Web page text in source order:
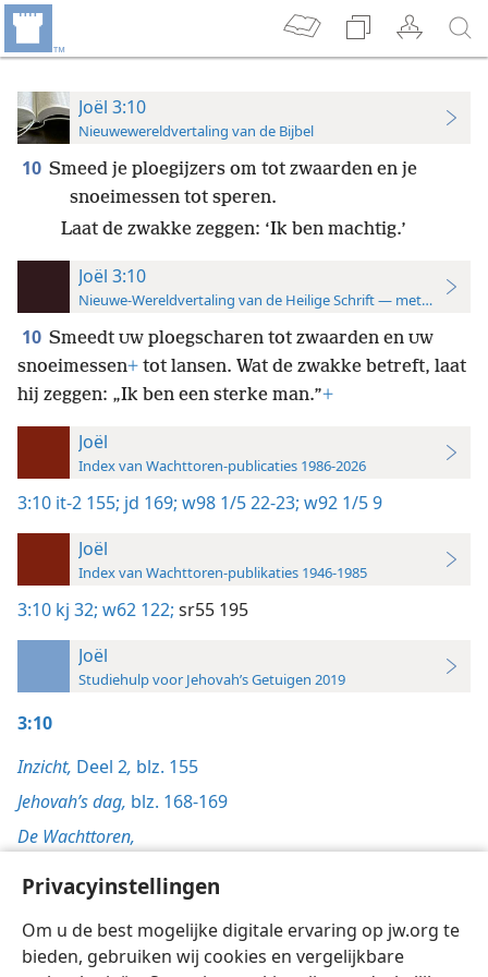
Privacyinstellingen
Om u de best mogelijke digitale ervaring op jw.org te
bieden, gebruiken wij cookies en vergelijkbare
Joël 3:10
Nieuwewereldvertaling van de Bijbel
10 Smeed je ploegijzers om tot zwaarden en je
snoeimessen tot speren.
Laat de zwakke zeggen: ‘Ik ben machtig.’
Joël 3:10
Nieuwe-Wereldvertaling van de Heilige Schrift — met
10 Smeedt UW ploegscharen tot zwaarden en UW
snoeimessen+ tot lansen. Wat de zwakke betreft, laat
hij zeggen: „Ik ben een sterke man.”+
Joël
Index van Wachttoren-publicaties 1986-2026
3:10 it-2 155; jd 169; w98 1/5 22-23; w92 1/5 9
Joël
Index van Wachttoren-publikaties 1946-1985
3:10 kj 32; w62 122; sr55 195
Joël
Studiehulp voor Jehovah’s Getuigen 2019
3:10
Inzicht, Deel 2, blz. 155
Jehovah’s dag, blz. 168-169
De Wachttoren,
1/5/1998, blz. 22-23
1/5/1992, blz. 9